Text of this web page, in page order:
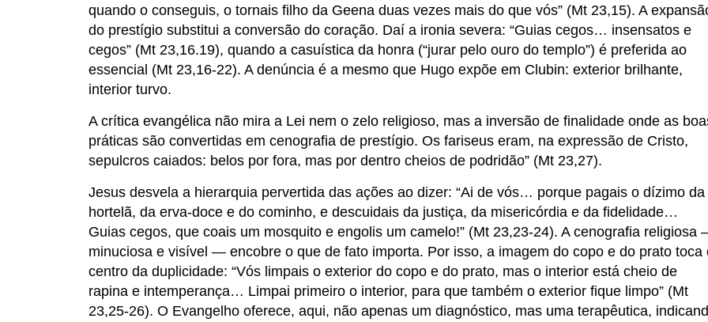
quando o conseguis, o tornais filho da Geena duas vezes mais do que vós” (Mt 23,15). A
do prestígio substitui a conversão do coração. Daí a ironia severa: “Guias cegos… insensatos e
cegos” (Mt 23,16.19), quando a casuística da honra (“jurar pelo ouro do templo”) é preferida ao
essencial (Mt 23,16-22). A denúncia é a mesmo que Hugo expõe em Clubin: exterior brilhante,
interior turvo.
A crítica evangélica não mira a Lei nem o zelo religioso, mas a inversão de finalidade onde as
práticas são convertidas em cenografia de prestígio. Os fariseus eram, na expressão de Cristo,
sepulcros caiados: belos por fora, mas por dentro cheios de podridão” (Mt 23,27).
Jesus desvela a hierarquia pervertida das ações ao dizer: “Ai de vós… porque pagais o dízimo da
hortelã, da erva-doce e do cominho, e descuidais da justiça, da misericórdia e da fidelidade…
Guias cegos, que coais um mosquito e engolis um camelo!” (Mt 23,23-24). A cenografia religiosa
minuciosa e visível — encobre o que de fato importa. Por isso, a imagem do copo e do prato toca
centro da duplicidade: “Vós limpais o exterior do copo e do prato, mas o interior está cheio de
rapina e intemperança… Limpai primeiro o interior, para que também o exterior fique limpo” (Mt
23,25-26). O Evangelho oferece, aqui, não apenas um diagnóstico, mas uma terapêutica,